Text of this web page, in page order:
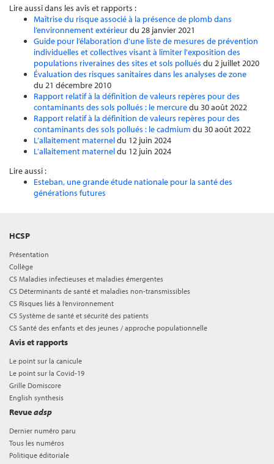
Lire aussi dans les avis et rapports :
Maîtrise du risque associé à la présence de plomb dans
l’environnement extérieurdu 28 janvier 2021
Guide pour l’élaboration d'une liste de mesures de prévention
individuelles et collectives visant à limiter l'exposition des
populations riveraines des sites et sols pollués du 2 juillet 2020
Évaluation des risques sanitaires dans les analyses de zone
du 21 décembre 2010
Rapport relatif à la définition de valeurs repères pour des
contaminants des sols pollués : le mercuredu 30 août 2022
Rapport relatif à la définition de valeurs repères pour des
contaminants des sols pollués : le cadmium du 30 août 2022
L’allaitement materneldu 12 juin 2024
L’allaitement materneldu 12 juin 2024
Lire aussi :
Esteban, une grande étude nationale pour la santé des
générations futures
HCSP
Présentation
Collège
CS Maladies infectieuses et maladies émergentes
CS Déterminants de santé et maladies non-transmissibles
CS Risques liés à l’environnement
CS Système de santé et sécurité des patients
CS Santé des enfants et des jeunes / approche populationnelle
Avis et rapports
Le point sur la canicule
Le point sur la Covid-19
Grille Domiscore
English synthesis
Revueadsp
Dernier numéro paru
Tous les numéros
Politique éditoriale